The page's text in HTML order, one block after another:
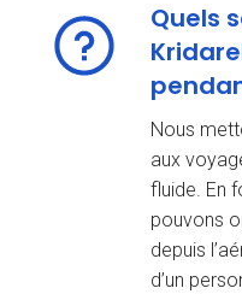
Quels
Nous
aux
fluide. En
pouvons
depuis
d’un